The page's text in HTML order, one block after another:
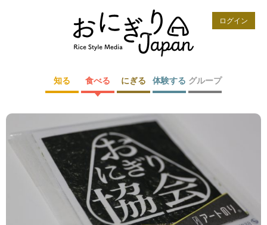
ログイン
知る 食べる にぎる 体験する グループ